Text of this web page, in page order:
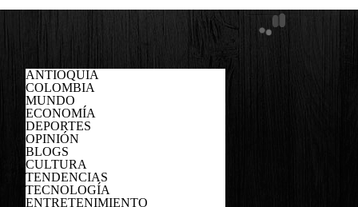
ANTIOQUIA
COLOMBIA
MUNDO
ECONOMÍA
DEPORTES
OPINIÓN
BLOGS
CULTURA
TENDENCIAS
TECNOLOGÍA
ENTRETENIMIENTO